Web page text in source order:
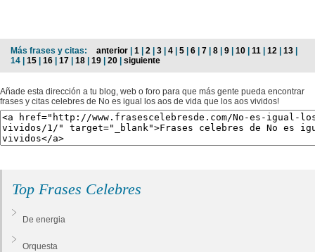
Más frases y citas: anterior | 1 | 2 | 3 | 4 | 5 | 6 | 7 | 8 | 9 | 10 | 11 | 12 | 13 |
14 | 15 | 16 | 17 | 18 | 19 | 20 | siguiente
Añade esta dirección a tu blog, web o foro para que más gente pueda encontrar
frases y citas celebres de No es igual los aos de vida que los aos vividos!
Top Frases Celebres
De energia
Orquesta